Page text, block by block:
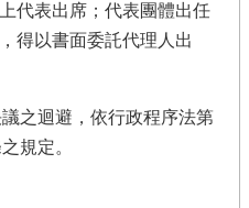
代表出席；代表團體出任
得以書面委託代理人出
之迴避，依行政程序法第
規定。